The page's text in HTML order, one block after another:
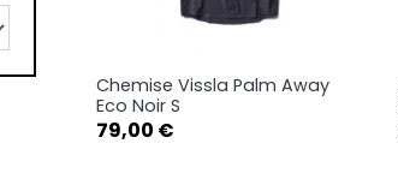
 Aperçu rapide
Chemise Vissla Palm Away
Eco Noir S
Prix
79,00 €